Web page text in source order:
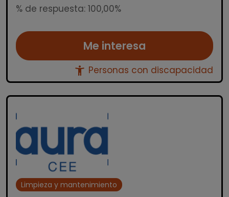
% de respuesta: 100,00%
Me interesa
accessibility_new Personas con discapacidad
Limpieza y mantenimiento